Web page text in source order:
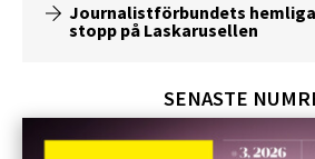
Journalistförbundets
stopp på Laskarusellen
SENASTE